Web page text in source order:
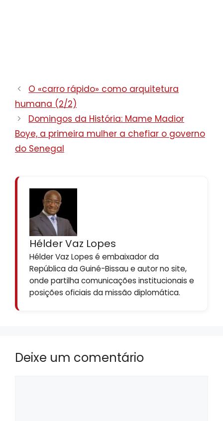
O «carro rápido» como arquitetura
humana (2/2)
Domingos da História: Mame Madior
Boye, a primeira mulher a chefiar o governo
do Senegal
Hélder Vaz Lopes
Hélder Vaz Lopes é embaixador da
República da Guiné-Bissau e autor no site,
onde partilha comunicações institucionais e
posições oficiais da missão diplomática.
Deixe um comentário